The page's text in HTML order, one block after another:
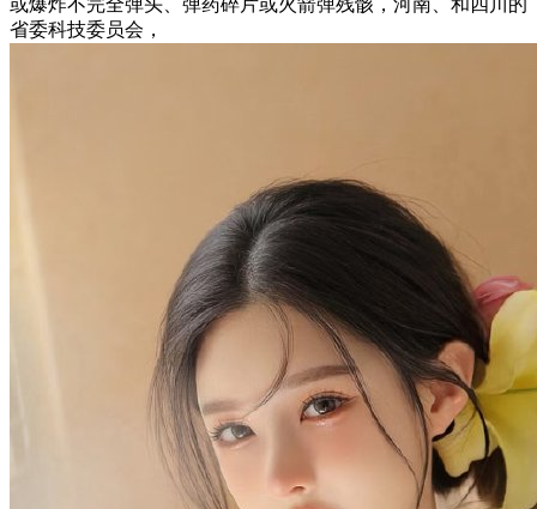
或爆炸不完全弹头、弹药碎片或火箭弹残骸，河南、和四川的
省委科技委员会，